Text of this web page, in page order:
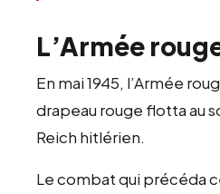
L’Armée
En mai 1945, l’Armée
drapeau rouge flotta au
Reich hitlérien.
Le combat qui précéda